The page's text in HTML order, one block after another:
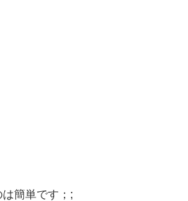
簡単です；;